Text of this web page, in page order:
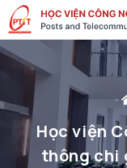
Học viện
thông chi